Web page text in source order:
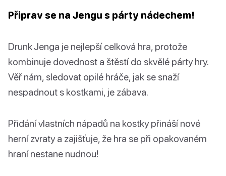
Připrav se na Jengu s párty nádechem!
Drunk Jenga je nejlepší celková hra, protože
kombinuje dovednost a štěstí do skvělé párty hry.
Věř nám, sledovat opilé hráče, jak se snaží
nespadnout s kostkami, je zábava.
Přidání vlastních nápadů na kostky přináší nové
herní zvraty a zajišťuje, že hra se při opakovaném
hraní nestane nudnou!